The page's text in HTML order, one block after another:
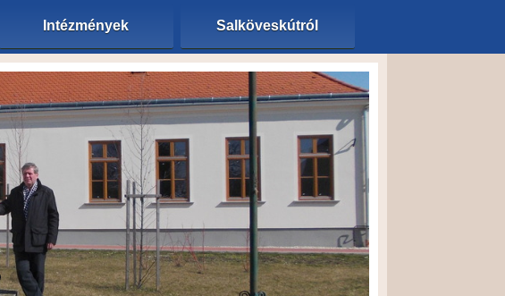
Intézmények Salköveskútról